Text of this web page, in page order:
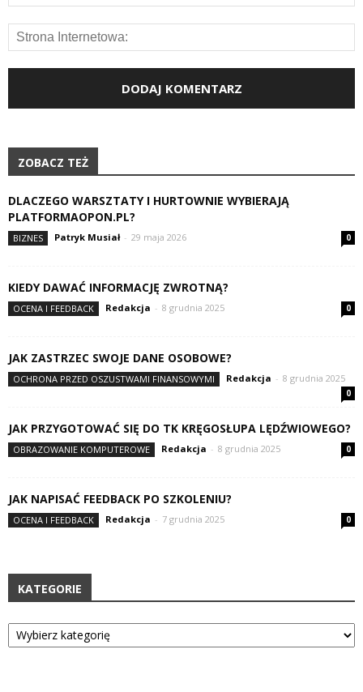
ZOBACZ TEŻ
DLACZEGO WARSZTATY I HURTOWNIE WYBIERAJĄ
PLATFORMAOPON.PL?
BIZNES Patryk Musiał - 29 maja 2026 0
KIEDY DAWAĆ INFORMACJĘ ZWROTNĄ?
OCENA I FEEDBACK Redakcja - 8 grudnia 2025 0
JAK ZASTRZEC SWOJE DANE OSOBOWE?
OCHRONA PRZED OSZUSTWAMI FINANSOWYMI Redakcja - 8 grudnia 2025
0
JAK PRZYGOTOWAĆ SIĘ DO TK KRĘGOSŁUPA LĘDŹWIOWEGO?
OBRAZOWANIE KOMPUTEROWE Redakcja - 8 grudnia 2025 0
JAK NAPISAĆ FEEDBACK PO SZKOLENIU?
OCENA I FEEDBACK Redakcja - 7 grudnia 2025 0
KATEGORIE
Kategorie